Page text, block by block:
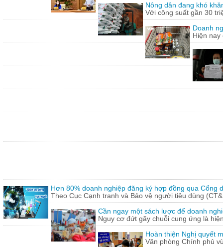
Nông dân đang khó
Với công suất gần 30
Doanh
Hiện
Hơn 80% doanh nghiệp đăng ký hợp đồng qua Cổng
Theo Cục Cạnh tranh và Bảo vệ người tiêu dùng
Cần ngay một sách lược để doanh
Nguy cơ đứt gãy chuỗi cung ứng là
Hoàn thiện Nghị quyết
Văn phòng Chính phủ